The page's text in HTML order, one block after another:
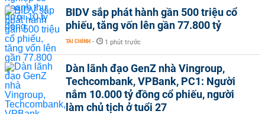
BIDV sắp phát hành gần 500 triệu cổ
phiếu, tăng vốn lên gần 77.800 tỷ
TÀI CHÍNH - 1 phút trước
Dàn lãnh đạo GenZ nhà Vingroup,
Techcombank, VPBank, PC1: Người
nắm 10.000 tỷ đồng cổ phiếu, người
làm chủ tịch ở tuổi 27